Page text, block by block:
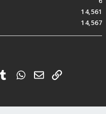
14,561
14,567
TumblrWhatsApp
電子郵件
連結